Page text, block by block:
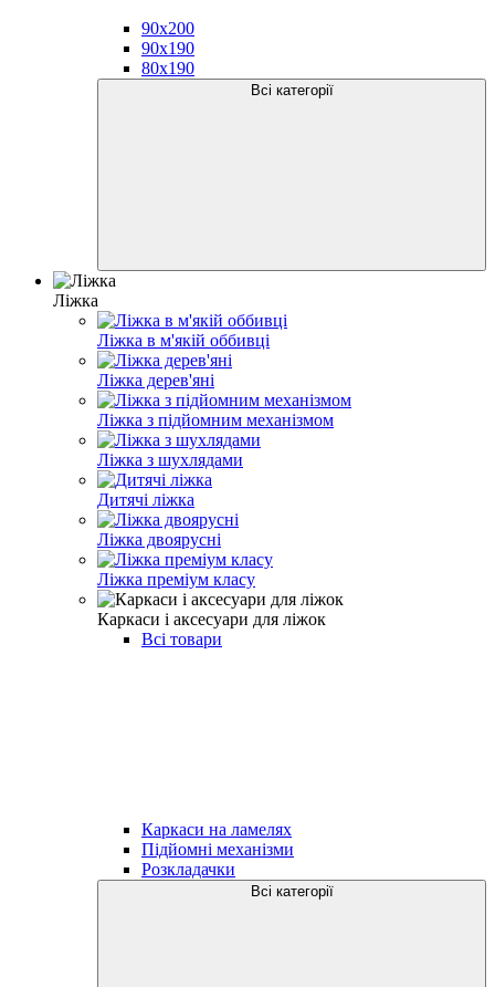
90x200
90x190
80x190
Всі категорії
Ліжка
Ліжка в м'якій оббивці
Ліжка дерев'яні
Ліжка з підйомним механізмом
Ліжка з шухлядами
Дитячі ліжка
Ліжка двоярусні
Ліжка преміум класу
Каркаси і аксесуари для ліжок
Всі товари
Каркаси на ламелях
Підйомні механізми
Розкладачки
Всі категорії